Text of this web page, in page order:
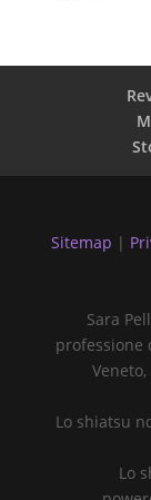
Sitemap |
Sara
professione
Lo shiatsu
Lo